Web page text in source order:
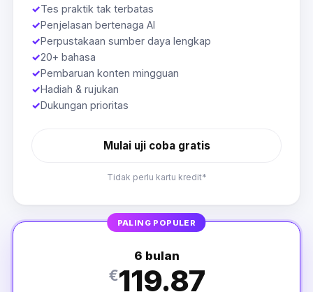
✓Tes praktik tak terbatas
✓Penjelasan bertenaga AI
✓Perpustakaan sumber daya lengkap
✓20+ bahasa
✓Pembaruan konten mingguan
✓Hadiah & rujukan
✓Dukungan prioritas
Mulai uji coba gratis
Tidak perlu kartu kredit*
PALING POPULER
6 bulan
€119.87